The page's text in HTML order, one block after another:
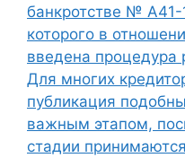
банкротстве №
которого в
введена процедура
Для многих
публикация
важным этапом,
стадии